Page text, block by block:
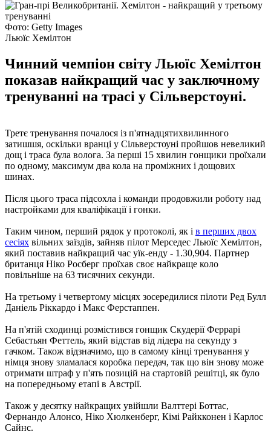
Фото: Getty Images
Льюїс Хемілтон
Чинний чемпіон світу Льюїс Хемілтон
показав найкращий час у заключному
тренуванні на трасі у Сільверстоуні.
Третє тренування почалося із п'ятнадцятихвилинного
затишшя, оскільки вранці у Сільверстоуні пройшов невеликий
дощ і траса була волога. За перші 15 хвилин гонщики проїхали
по одному, максимум два кола на проміжних і дощових
шинах.
Після цього траса підсохла і команди продовжили роботу над
настройками для кваліфікації і гонки.
Таким чином, перший рядок у протоколі, як і в перших двох
сесіях вільних заїздів, зайняв пілот Мерседес Льюїс Хемілтон,
який поставив найкращий час уїк-енду - 1.30,904. Партнер
британця Ніко Росберг проїхав своє найкраще коло
повільніше на 63 тисячних секунди.
На третьому і четвертому місцях зосередилися пілоти Ред Булл
Даніель Ріккардо і Макс Ферстаппен.
На п'ятій сходинці розмістився гонщик Скудерії Феррарі
Себастьян Феттель, який відстав від лідера на секунду з
гачком. Також відзначимо, що в самому кінці тренування у
німця знову зламалася коробка передач, так що він знову може
отримати штраф у п'ять позицій на стартовій решітці, як було
на попередньому етапі в Австрії.
Також у десятку найкращих увійшли Валттері Боттас,
Фернандо Алонсо, Ніко Хюлкенберг, Кімі Райкконен і Карлос
Сайнс.